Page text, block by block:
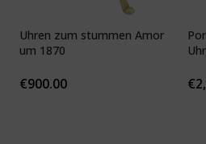
Uhren zum stummen Amor
um 1870
€900.00 €